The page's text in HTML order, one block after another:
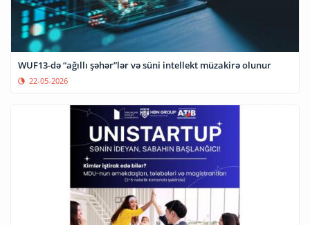
WUF13-də “ağıllı şəhər”lər və süni intellekt müzakirə olunur
22-05-2026